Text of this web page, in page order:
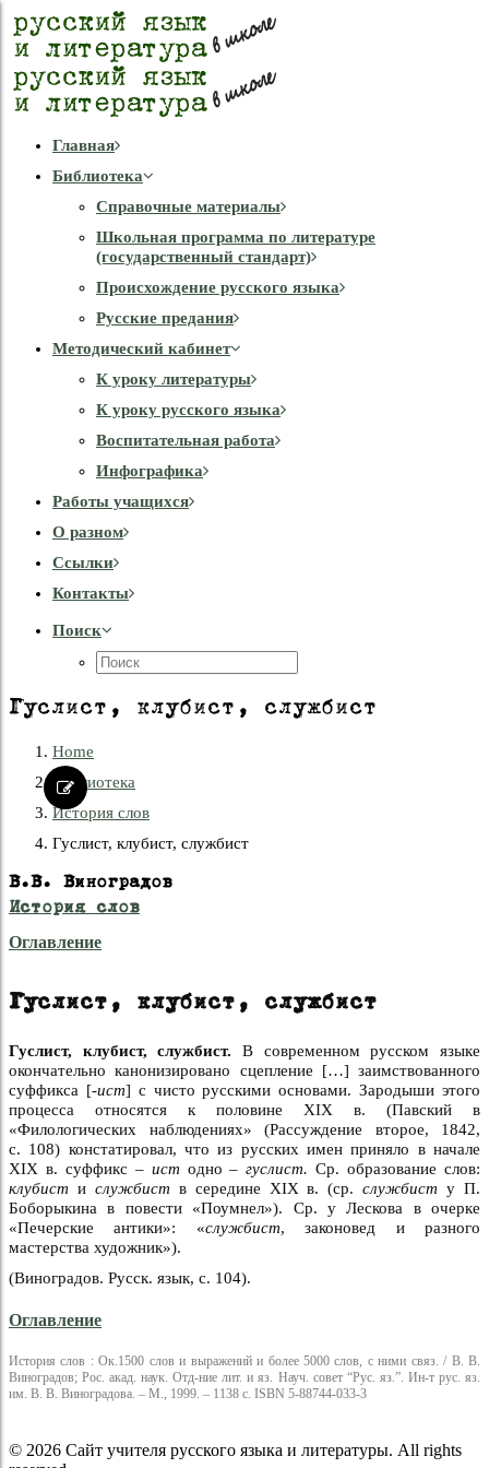
Главная
Библиотека
Справочные материалы
Школьная программа по литературе
(государственный стандарт)
Происхождение русского языка
Русские предания
Методический кабинет
К уроку литературы
К уроку русского языка
Воспитательная работа
Инфографика
Работы учащихся
О разном
Cсылки
Контакты
Поиск
Гуслист, клубист, службист
Home
Библиотека
История слов
Гуслист, клубист, службист
В.В. Виноградов
История слов
Оглавление
Гуслист, клубист, службист
Гуслист, клубист, службист. В современном русском языке
окончательно канонизировано сцепление […] заимствованного
суффикса [-ист] с чисто русскими основами. Зародыши этого
процесса относятся к половине XIX в. (Павский в
«Филологических наблюдениях» (Рассуждение второе, 1842,
с. 108) констатировал, что из русских имен приняло в начале
XIX в. суффикс – ист одно –гуслист. Ср. образование слов:
клубист и службист в середине XIX в. (ср.службист у П.
Боборыкина в повести «Поумнел»). Ср. у Лескова в очерке
«Печерские антики»: «службист, законовед и разного
мастерства художник»).
(Виноградов. Русск. язык, с. 104).
Оглавление
История слов : Ок.1500 слов и выражений и более 5000 слов, с ними связ. / В. В.
Виноградов; Рос. акад. наук. Отд-ние лит. и яз. Науч. совет “Рус. яз.”. Ин-т рус. яз.
им. В. В. Виноградова. – М., 1999. – 1138 с. ISBN 5-88744-033-3
© 2026 Сайт учителя русского языка и литературы. All rights